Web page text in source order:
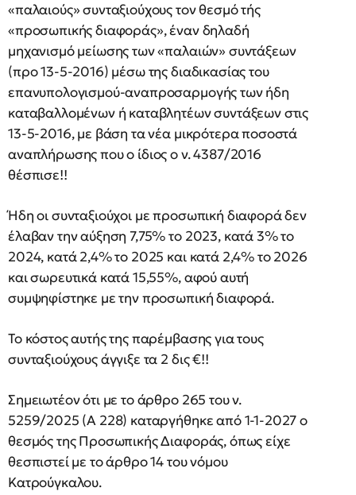
«παλαιούς» συνταξιούχους τον θεσμό τής
«προσωπικής διαφοράς», έναν δηλαδή
μηχανισμό μείωσης των «παλαιών» συντάξεων
(προ 13-5-2016) μέσω της διαδικασίας του
επανυπολογισμού-αναπροσαρμογής των ήδη
καταβαλλομένων ή καταβλητέων συντάξεων στις
13-5-2016, με βάση τα νέα μικρότερα ποσοστά
αναπλήρωσης που ο ίδιος ο ν. 4387/2016
θέσπισε!!
Ήδη οι συνταξιούχοι με προσωπική διαφορά δεν
έλαβαν την αύξηση 7,75% το 2023, κατά 3% το
2024, κατά 2,4% το 2025 και κατά 2,4% το 2026
και σωρευτικά κατά 15,55%, αφού αυτή
συμψηφίστηκε με την προσωπική διαφορά.
Το κόστος αυτής της παρέμβασης για τους
συνταξιούχους άγγιξε τα 2 δις €!!
Σημειωτέον ότι με το άρθρο 265 του ν.
5259/2025 (Α 228) καταργήθηκε από 1-1-2027 ο
θεσμός της Προσωπικής Διαφοράς, όπως είχε
θεσπιστεί με το άρθρο 14 του νόμου
Κατρούγκαλου.